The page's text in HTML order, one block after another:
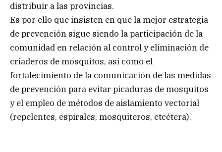
distribuir a las provincias.
Es por ello que insisten en que la mejor estrategia
de prevención sigue siendo la participación de la
comunidad en relación al control y eliminación de
criaderos de mosquitos, así como el
fortalecimiento de la comunicación de las medidas
de prevención para evitar picaduras de mosquitos
y el empleo de métodos de aislamiento vectorial
(repelentes, espirales, mosquiteros, etcétera).